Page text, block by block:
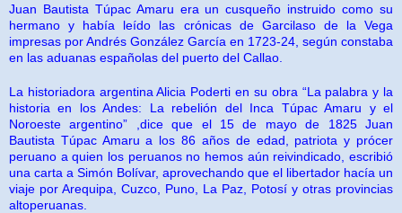
Juan Bautista Túpac Amaru era un cusqueño instruido como su
hermano y había leído las crónicas de Garcilaso de la Vega
impresas por Andrés González García en 1723-24, según constaba
en las aduanas españolas del puerto del Callao.
La historiadora argentina Alicia Poderti en su obra “La palabra y la
historia en los Andes: La rebelión del Inca Túpac Amaru y el
Noroeste argentino” ,dice que el 15 de mayo de 1825 Juan
Bautista Túpac Amaru a los 86 años de edad, patriota y prócer
peruano a quien los peruanos no hemos aún reivindicado, escribió
una carta a Simón Bolívar, aprovechando que el libertador hacía un
viaje por Arequipa, Cuzco, Puno, La Paz, Potosí y otras provincias
altoperuanas.